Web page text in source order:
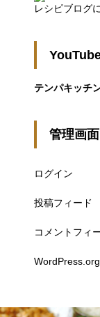
レシピブログ
テンパキッチ
管理画面
ログイン
投稿フィード
コメントフィ
WordPress.org